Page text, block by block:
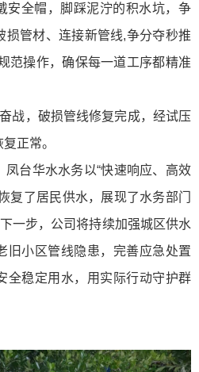
安全帽，脚踩泥泞的积水坑，争
损管材、连接新管线,争分夺秒推
范操作，确保每一道工序都精准
战，破损管线修复完成，经试压
正常。
凤台华水水务以“快速响应、高效
复了居民供水，展现了水务部门
一步，公司将持续加强城区供水
旧小区管线隐患，完善应急处置
全稳定用水，用实际行动守护群